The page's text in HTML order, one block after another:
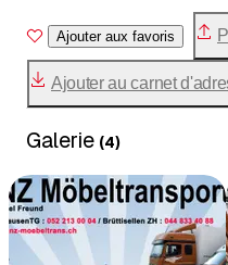
supplémentaires autour
de prédilection sont les
Déménagement privé :
maison ou votre nouvel
problème, professionnel et
Déménagement
Ajouter aux favoris
Ajouter au carnet
Galerie (4)